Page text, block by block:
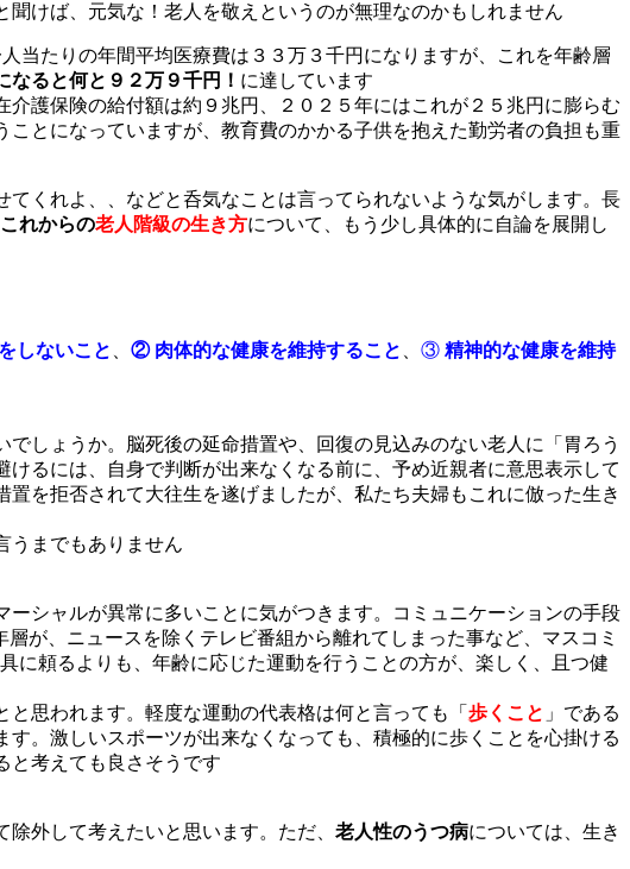
けば、元気な！老人を敬えというのが無理なのかもしれません
当たりの年間平均医療費は３３万３千円になりますが、これを年齢層
なると何と９２万９千円！ に達しています
護保険の給付額は約９兆円、２０２５年にはこれが２５兆円に膨らむ
とになっていますが、教育費のかかる子供を抱えた勤労者の負担も重
くれよ、、などと呑気なことは言ってられないような気がします。長
これからの老人階級の生き方について、もう少し具体的に自論を展開し
しないこと ② 肉体的な健康を維持すること ③ 精神的な健康を維持
でしょうか。脳死後の延命措置や、回復の見込みのない老人に「胃ろう
るには、自身で判断が出来なくなる前に、予め近親者に意思表示して
を拒否されて大往生を遂げましたが、私たち夫婦もこれに倣った生き
うまでもありません
シャルが異常に多いことに気がつきます。コミュニケーションの手段
が、ニュースを除くテレビ番組から離れてしまった事など、マスコミ
頼るよりも、年齢に応じた運動を行うことの方が、楽しく、且つ健
思われます。軽度な運動の代表格は何と言っても「 歩くこと 」である
す。激しいスポーツが出来なくなっても、積極的に歩くことを心掛ける
と考えても良さそうです
外して考えたいと思います。ただ、 老人性のうつ病については、生き